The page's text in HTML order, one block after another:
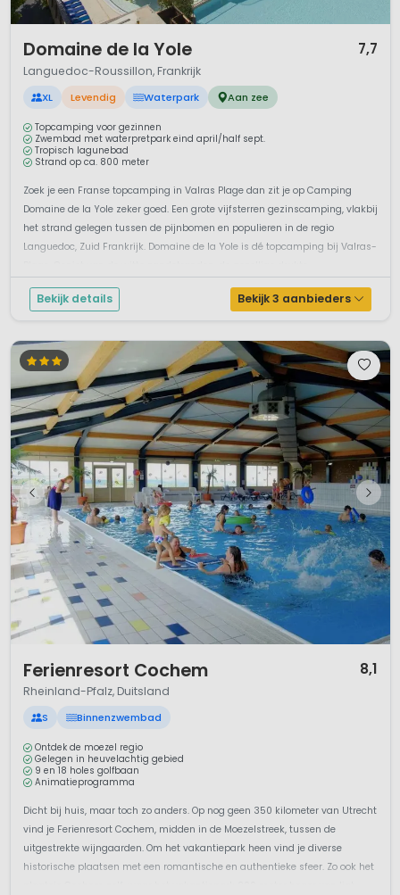
Domaine de la Yole 7,7
Languedoc-Roussillon, Frankrijk
XL Levendig Waterpark Aan zee
Topcamping voor gezinnen
Zwembad met waterpretpark eind april/half sept.
Tropisch lagunebad
Strand op ca. 800 meter
Zoek je een Franse topcamping in Valras Plage dan zit je op Camping
Domaine de la Yole zeker goed. Een grote vijfsterren gezinscamping, vlakbij
het strand gelegen tussen de pijnbomen en populieren in de regio
Languedoc, Zuid Frankrijk. Domaine de la Yole is dé topcamping bij Valras-
Bekijk details Bekijk 3 aanbieders
Ferienresort Cochem 8,1
Rheinland-Pfalz, Duitsland
S Binnenzwembad
Ontdek de moezel regio
Gelegen in heuvelachtig gebied
9 en 18 holes golfbaan
Animatieprogramma
Dicht bij huis, maar toch zo anders. Op nog geen 350 kilometer van Utrecht
vind je Ferienresort Cochem, midden in de Moezelstreek, tussen de
uitgestrekte wijngaarden. Om het vakantiepark heen vind je diverse
historische plaatsen met een romantische en authentieke sfeer. Zo ook het